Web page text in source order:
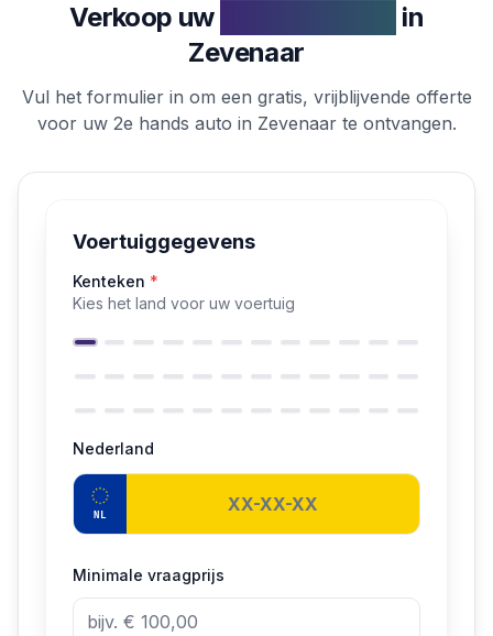
Verkoop uw
in
Zevenaar
Vul het formulier in om een gratis, vrijblijvende offerte
voor uw 2e hands auto in Zevenaar te ontvangen.
Voertuiggegevens
Kenteken *
Kies het land voor uw voertuig
Nederland
NL
Minimale vraagprijs